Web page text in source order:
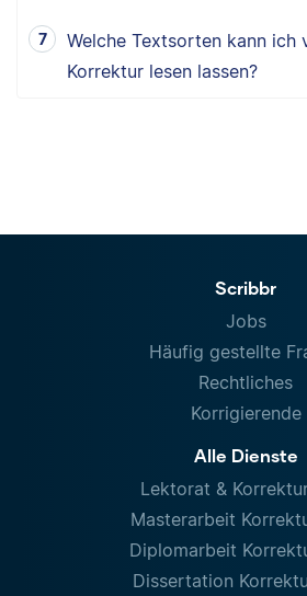
Welche Textsorten kann ich
Korrektur lesen lassen?
Scribbr
Jobs
Häufig gestellte
Rechtliches
Korrigierende
Alle Dienste
Lektorat &
Masterarbeit
Diplomarbeit
Dissertation